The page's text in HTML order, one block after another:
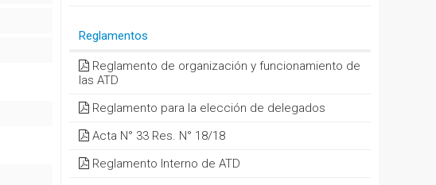
Reglamentos
Reglamento de organización y funcionamiento de
las ATD
Reglamento para la elección de delegados
Acta N° 33 Res. N° 18/18
Reglamento Interno de ATD